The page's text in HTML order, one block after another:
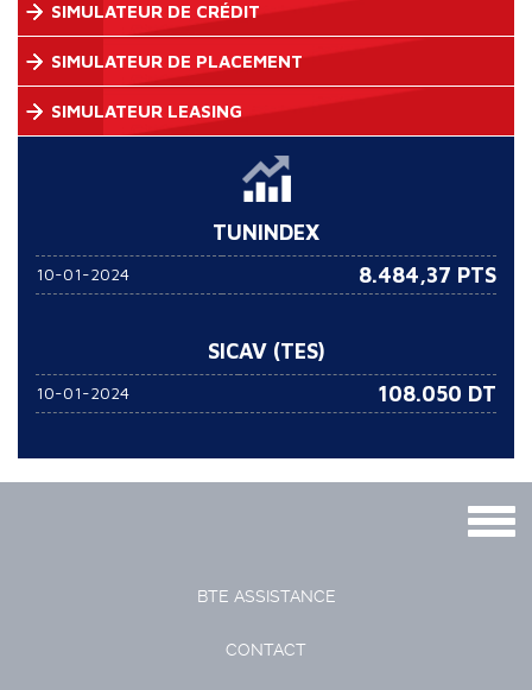
SIMULATEUR DE CRÉDIT
SIMULATEUR DE PLACEMENT
SIMULATEUR LEASING
TUNINDEX
10-01-2024 8.484,37 PTS
SICAV (TES)
10-01-2024 108.050 DT
BTE ASSISTANCE
CONTACT